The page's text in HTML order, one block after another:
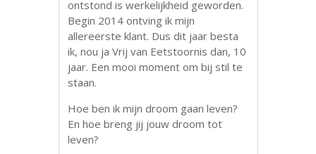
ontstond is werkelijkheid geworden.
Begin 2014 ontving ik mijn
allereerste klant. Dus dit jaar besta
ik, nou ja Vrij van Eetstoornis dan, 10
jaar. Een mooi moment om bij stil te
staan.
Hoe ben ik mijn droom gaan leven?
En hoe breng jij jouw droom tot
leven?